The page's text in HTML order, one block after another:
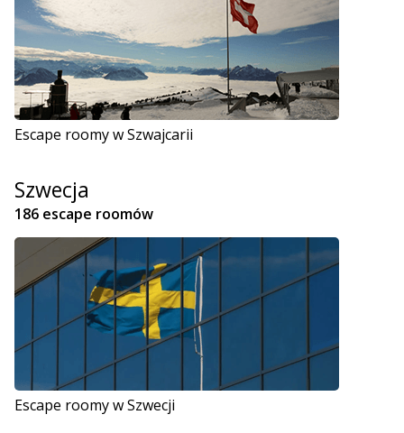
Escape roomy w Szwajcarii
Szwecja
186 escape roomów
Escape roomy w Szwecji